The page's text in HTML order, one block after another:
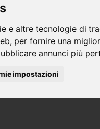
e altre tecnologie di
, per fornire una
annunci più
impostazioni 2025